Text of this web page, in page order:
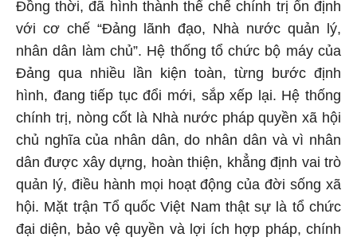
Đồng thời, đã hình thành thể chế chính trị ổn định
với cơ chế “Đảng lãnh đạo, Nhà nước quản lý,
nhân dân làm chủ”. Hệ thống tổ chức bộ máy của
Đảng qua nhiều lần kiện toàn, từng bước định
hình, đang tiếp tục đổi mới, sắp xếp lại. Hệ thống
chính trị, nòng cốt là Nhà nước pháp quyền xã hội
chủ nghĩa của nhân dân, do nhân dân và vì nhân
dân được xây dựng, hoàn thiện, khẳng định vai trò
quản lý, điều hành mọi hoạt động của đời sống xã
hội. Mặt trận Tổ quốc Việt Nam thật sự là tổ chức
đại diện, bảo vệ quyền và lợi ích hợp pháp, chính